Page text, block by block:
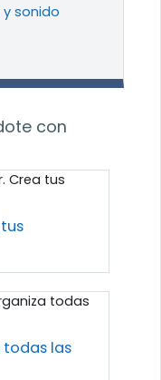
sonido
con
todas las